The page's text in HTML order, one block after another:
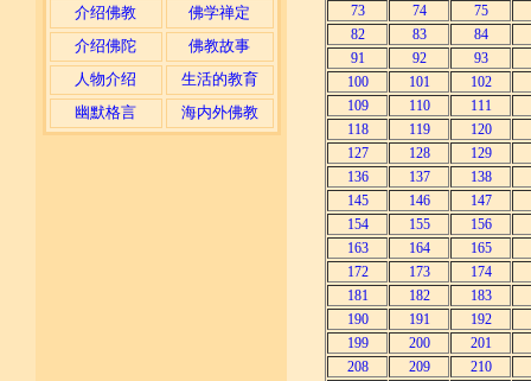
介绍佛教
佛学禅定
介绍佛陀
佛教故事
人物介绍
生活的教育
幽默格言
海内外佛教
73
74
75
82
83
84
91
92
93
100
101
102
109
110
111
118
119
120
127
128
129
136
137
138
145
146
147
154
155
156
163
164
165
172
173
174
181
182
183
190
191
192
199
200
201
208
209
210